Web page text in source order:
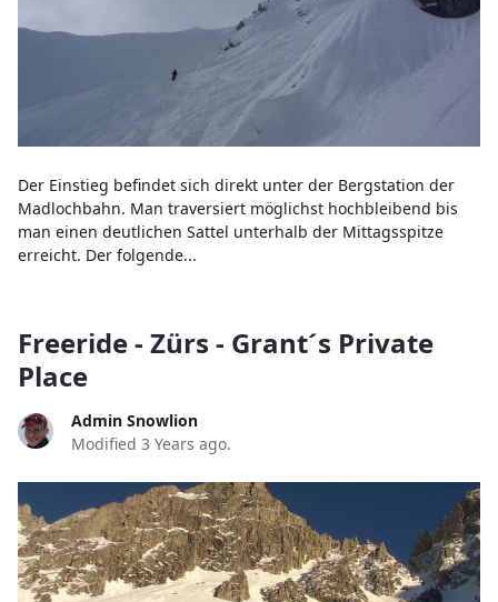
Der Einstieg befindet sich direkt unter der Bergstation der
Madlochbahn. Man traversiert möglichst hochbleibend bis
man einen deutlichen Sattel unterhalb der Mittagsspitze
erreicht. Der folgende...
Freeride - Zürs - Grant´s Private
Place
Admin Snowlion
Modified 3 Years ago.